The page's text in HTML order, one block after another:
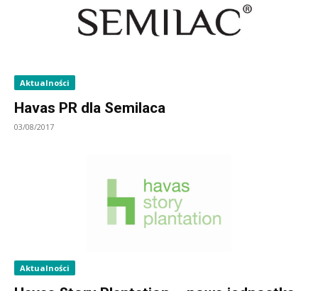
Aktualności
Havas PR dla Semilaca
03/08/2017
Aktualności